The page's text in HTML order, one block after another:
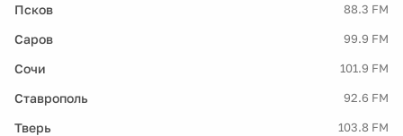
Псков 88.3 FM
Саров 99.9 FM
Сочи 101.9 FM
Ставрополь 92.6 FM
Тверь 103.8 FM